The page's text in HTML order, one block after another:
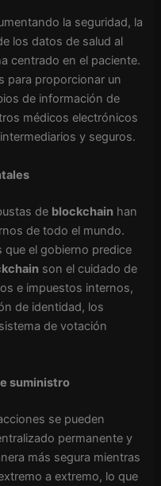
la seguridad, la
los datos de salud al
centrado en el paciente.
para proporcionar un
de información de
médicos electrónicos
y seguros.
de blockchain han
de todo el mundo.
el gobierno predice
son el cuidado de
e impuestos internos,
de identidad, los
de votación
suministro
se pueden
permanente y
más segura mientras
a extremo, lo que